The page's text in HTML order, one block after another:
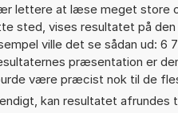
lettere at læse meget store
sted, vises resultatet på
ville det se sådan ud: 6
præsentation er
være præcist nok til de
kan resultatet afrundes